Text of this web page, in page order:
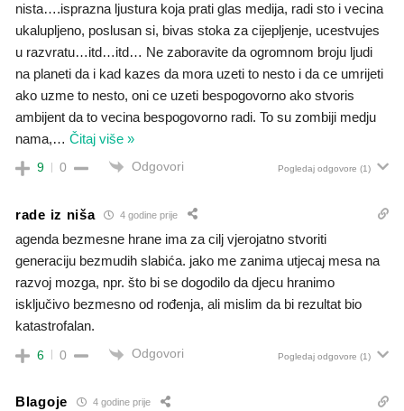
nista….isprazna ljustura koja prati glas medija, radi sto i vecina
ukalupljeno, poslusan si, bivas stoka za cijepljenje, ucestvujes
u razvratu…itd…itd… Ne zaboravite da ogromnom broju ljudi
na planeti da i kad kazes da mora uzeti to nesto i da ce umrijeti
ako uzme to nesto, oni ce uzeti bespogovorno ako stvoris
ambijent da to vecina bespogovorno radi. To su zombiji medju
nama,… Čitaj više »
9 0 Odgovori Pogledaj odgovore (1)
rade iz niša 4 godine prije
agenda bezmesne hrane ima za cilj vjerojatno stvoriti
generaciju bezmudih slabića. jako me zanima utjecaj mesa na
razvoj mozga, npr. što bi se dogodilo da djecu hranimo
isključivo bezmesno od rođenja, ali mislim da bi rezultat bio
katastrofalan.
6 0 Odgovori Pogledaj odgovore (1)
Blagoje 4 godine prije